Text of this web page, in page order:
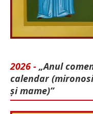
2026 - „Anul
calendar
și mame)”